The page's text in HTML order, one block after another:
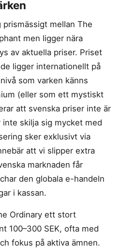
prismässigt mellan The
men ligger nära
av aktuella priser. Priset
ligger internationellt på
som varken känns
(eller som ett mystiskt
att svenska priser inte är
skilja sig mycket med
sker exklusivt via
att vi slipper extra
marknaden får
den globala e-handeln
i kassan.
Ordinary ett stort
100–300 SEK, ofta med
fokus på aktiva ämnen.